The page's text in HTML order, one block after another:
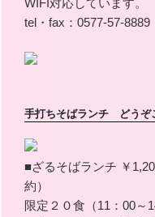
WIFI対応しています。
tel・fax：0577-57-8889
手打ちそばランチ どうぞ
■ざるそばランチ ￥
約）
限定２０食（11：00～